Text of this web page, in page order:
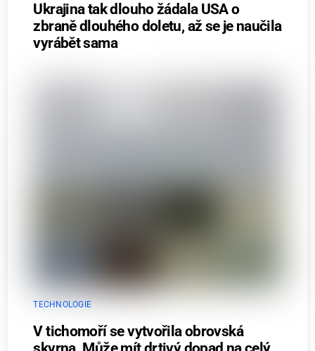
Ukrajina tak dlouho žádala USA o
zbraně dlouhého doletu, až se je naučila
vyrábět sama
TECHNOLOGIE
V tichomoří se vytvořila obrovská